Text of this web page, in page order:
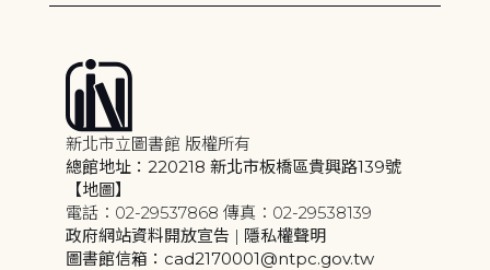
新北市立圖書館 版權所有
總館地址：220218 新北市板橋區貴興路139號
【地圖】
電話：02-29537868 傳真：02-29538139
政府網站資料開放宣告 | 隱私權聲明
圖書館信箱：cad2170001@ntpc.gov.tw